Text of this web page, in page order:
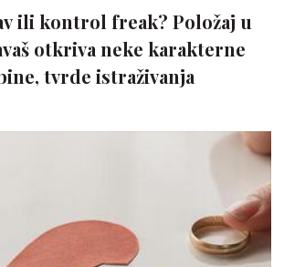
ili kontrol freak? Položaj u
otkriva neke karakterne
tvrde istraživanja